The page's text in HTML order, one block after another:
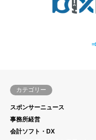
カテゴリー
スポンサーニュース
事務所経営
会計ソフト・DX